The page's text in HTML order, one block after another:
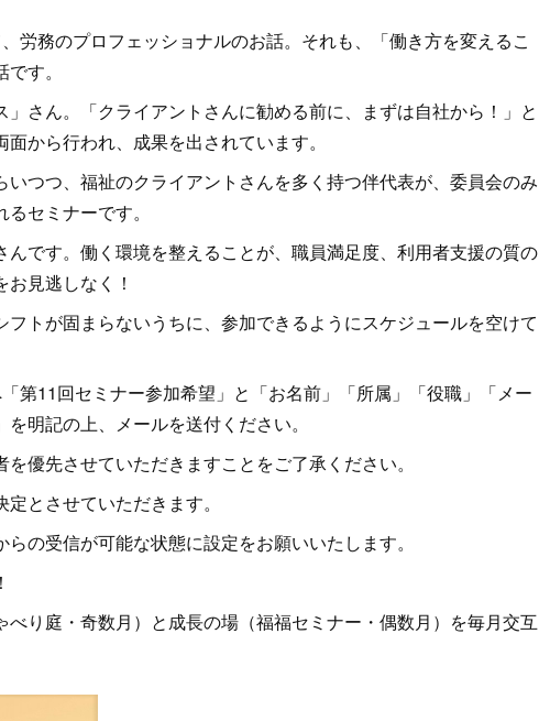
労務のプロフェッショナルのお話。それも、「働き方を変えるこ
す。
さん。「クライアントさんに勧める前に、まずは自社から！」と
から行われ、成果を出されています。
つつ、福祉のクライアントさんを多く持つ伴代表が、委員会のみ
セミナーです。
です。働く環境を整えることが、職員満足度、利用者支援の質の
見逃しなく！
トが固まらないうちに、参加できるようにスケジュールを空けて
第11回セミナー参加希望」と「お名前」「所属」「役職」「メー
明記の上、メールを送付ください。
優先させていただきますことをご了承ください。
とさせていただきます。
の受信が可能な状態に設定をお願いいたします。
り庭・奇数月）と成長の場（福福セミナー・偶数月）を毎月交互